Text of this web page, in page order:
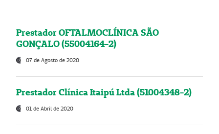
Prestador OFTALMOCLÍNICA SÃO
GONÇALO (55004164-2)
07 de Agosto de 2020
Prestador Clínica Itaipú Ltda (51004348-2)
01 de Abril de 2020